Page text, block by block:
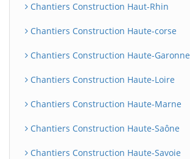
Chantiers Construction Haut-Rhin
Chantiers Construction Haute-corse
Chantiers Construction Haute-Garonne
Chantiers Construction Haute-Loire
Chantiers Construction Haute-Marne
Chantiers Construction Haute-Saône
Chantiers Construction Haute-Savoie